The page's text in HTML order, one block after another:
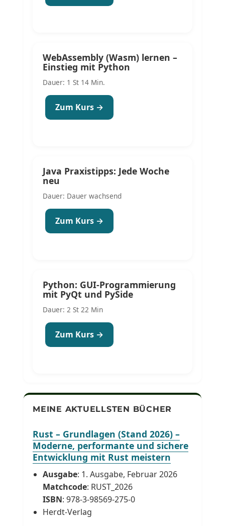
WebAssembly (Wasm) lernen –
Einstieg mit Python
Dauer: 1 St 14 Min.
Zum Kurs →
Java Praxistipps: Jede Woche
neu
Dauer: Dauer wachsend
Zum Kurs →
Python: GUI-Programmierung
mit PyQt und PySide
Dauer: 2 St 22 Min
Zum Kurs →
MEINE AKTUELLSTEN BÜCHER
Rust – Grundlagen (Stand 2026) –
Moderne, performante und sichere
Entwicklung mit Rust meistern
Ausgabe: 1. Ausgabe, Februar 2026
Matchcode: RUST_2026
ISBN: 978-3-98569-275-0
Herdt-Verlag